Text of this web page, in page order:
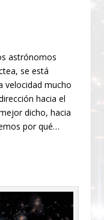
astrónomos
se está
velocidad mucho
hacia el
dicho, hacia
por qué…